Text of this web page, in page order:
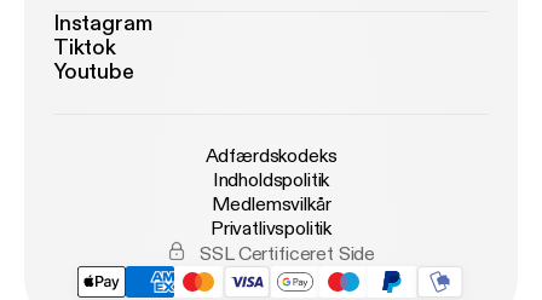
Instagram
Tiktok
Youtube
Adfærdskodeks
Indholdspolitik
Medlemsvilkår
Privatlivspolitik
SSL Certificeret Side